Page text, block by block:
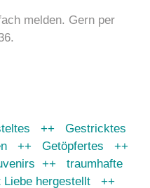
melden. Gern per
++ Gestricktes
++ Getöpfertes ++
++ traumhafte
hergestellt ++